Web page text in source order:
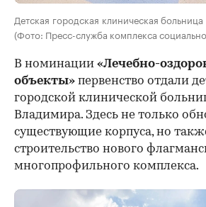
Детская городская клиническая
(Фото: Пресс-служба комплекса
В номинации «Лечебно-
объекты» первенство отдали
городской клинической
Владимира. Здесь не только
существующие корпуса, но
строительство нового
многопрофильного комплекса.